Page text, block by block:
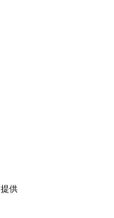
提供